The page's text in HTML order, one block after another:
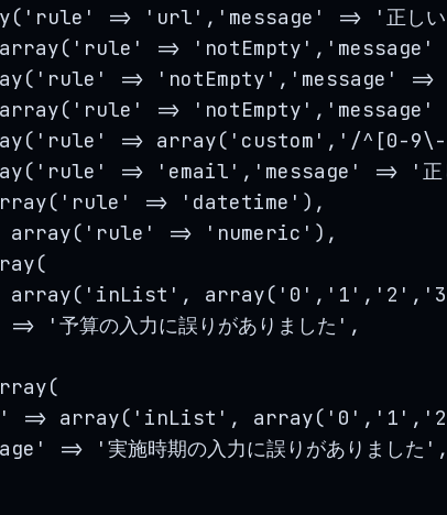
( ' rule ' => ' url ' , ' message ' => ' 正し
array( ' rule ' => ' notEmpty ' , ' message '
( ' rule ' => ' notEmpty ' , ' message ' =>
array( ' rule ' => ' notEmpty ' , ' message '
( ' rule ' => array( ' custom ' , '/^ [0-
( ' rule ' => ' email ' , ' message ' => '
( ' rule ' => ' datetime ' ),
array( ' rule ' => ' numeric ' ),
(
array( ' inList ' , array( ' 0 ' , ' 1 ' , ' 2 ' , ' 3
=> '予算の入力に誤りがありました ' ,
(
' => array( ' inList ' , array( ' 0 ' , ' 1 ' , ' 2
' => '実施時期の入力に誤りがありました ' ,